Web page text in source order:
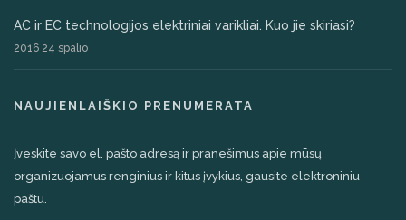
AC ir EC technologijos elektriniai varikliai. Kuo jie skiriasi?
2016 24 spalio
NAUJIENLAIŠKIO PRENUMERATA
Įveskite savo el. pašto adresą ir pranešimus apie mūsų
organizuojamus renginius ir kitus įvykius, gausite elektroniniu
paštu.